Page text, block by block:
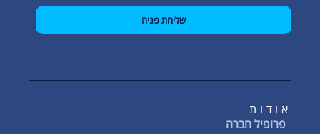
שליחת פניה
אודות
פרופיל חברה